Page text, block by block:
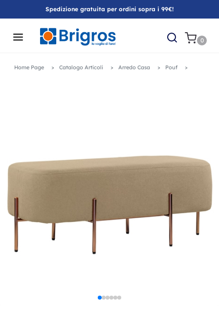
Spedizione gratuita per ordini sopra i 99€!
0
Home Page Catalogo Articoli Arredo Casa Pouf